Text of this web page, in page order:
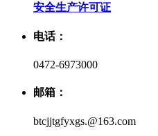
安全生产许可证
电话：
0472-6973000
邮箱：
btcjjtgfyxgs.@163.com